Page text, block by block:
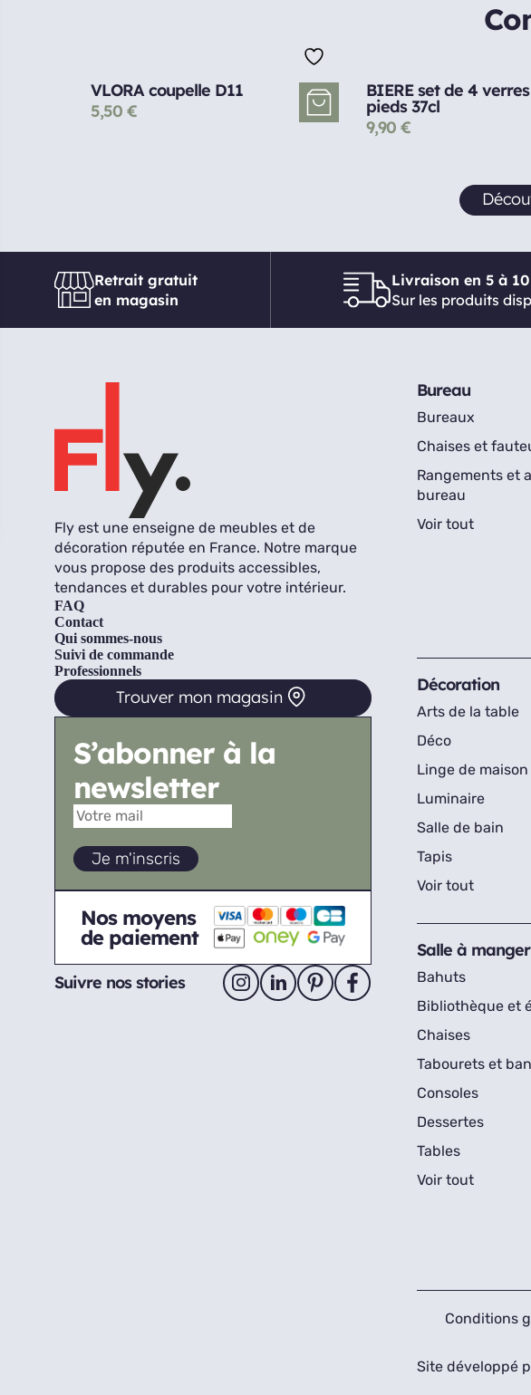
VLORA coupelle D11
5,50 €
BIERE set de 4
pieds 37cl
9,90 €
Retrait gratuit
en magasin
Livraison en 5 à
Sur les produits
Fly est une enseigne de meubles et de
décoration réputée en France. Notre marque
vous propose des produits accessibles,
tendances et durables pour votre intérieur.
FAQ
Contact
Qui sommes-nous
Suivi de commande
Professionnels
Trouver mon magasin
S’abonner à la
newsletter
Nos moyens
de paiement
Suivre nos stories
Bureau
Bureaux
Chaises et
Rangements et
bureau
Voir tout
Décoration
Arts de la table
Déco
Linge de maison
Luminaire
Salle de bain
Tapis
Voir tout
Salle à manger
Bahuts
Bibliothèque et
Chaises
Tabourets et
Consoles
Dessertes
Tables
Voir tout
Conditions
Site développé